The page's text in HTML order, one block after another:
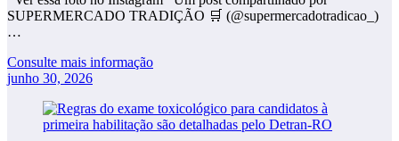
SUPERMERCADO TRADIÇÃO 🛒 (@supermercadotradicao_)
…
Consulte mais informação
junho 30, 2026